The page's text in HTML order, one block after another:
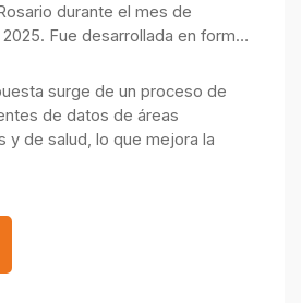
durante el mes de
Fue desarrollada en forma
Público de la Acusación y
y Seguridad.
surge de un proceso de
de datos de áreas
y de salud, lo que mejora la
MENSUAL SOBRE PERSONAS